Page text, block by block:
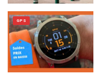
GPS